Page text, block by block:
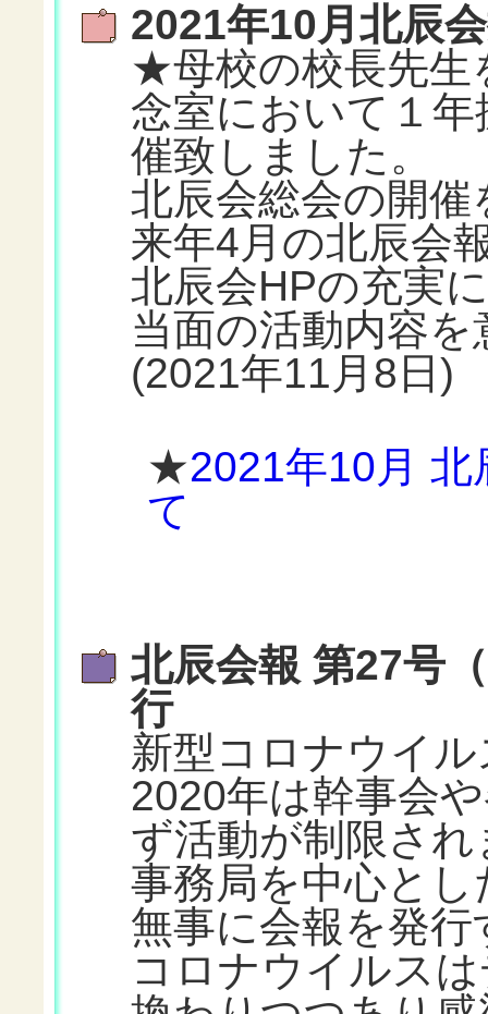
2021年10月北辰
★母校の校長先生
念室において１
催致しました。
北辰会総会の開
来年4月の北辰会
北辰会HPの充実
当面の活動内容
(2021年11月8日)
★2021年10月
て
北辰会報 第27号
行
新型コロナウイ
2020年は幹事会
ず活動が制限さ
事務局を中心と
無事に会報を発
コロナウイルス